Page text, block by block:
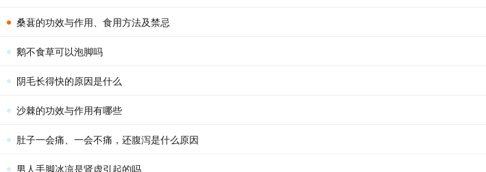
桑葚的功效与作用、食用方法及禁忌
鹅不食草可以泡脚吗
阴毛长得快的原因是什么
沙棘的功效与作用有哪些
肚子一会痛、一会不痛，还腹泻是什么原因
男人手脚冰凉是肾虚引起的吗